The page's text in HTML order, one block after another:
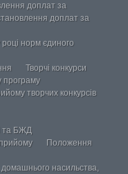
доплат за
доплат за
норм єдиного
Творчі конкурси
програму
творчих конкурсів
та БЖД
Положення
насильства,